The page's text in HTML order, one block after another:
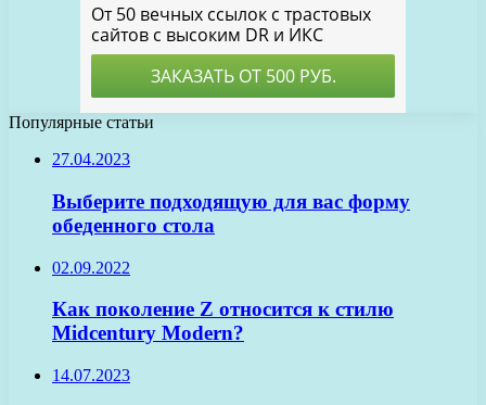
Популярные статьи
27.04.2023
Выберите подходящую для вас форму
обеденного стола
02.09.2022
Как поколение Z относится к стилю
Midcentury Modern?
14.07.2023